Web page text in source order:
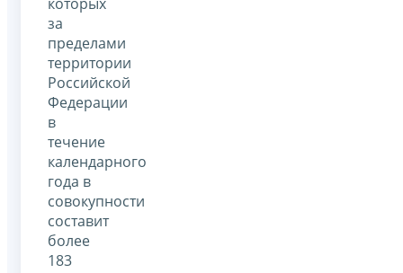
за
пределами
территории
Российской
Федерации
в
течение
календарного
года в
совокупности
составит
более
183